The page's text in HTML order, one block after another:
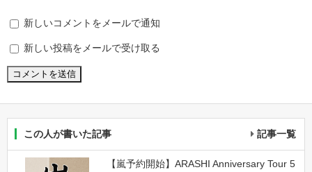
新しいコメントをメールで通知
新しい投稿をメールで受け取る
この人が書いた記事 記事一覧
【嵐予約開始】ARASHI Anniversary Tour 5